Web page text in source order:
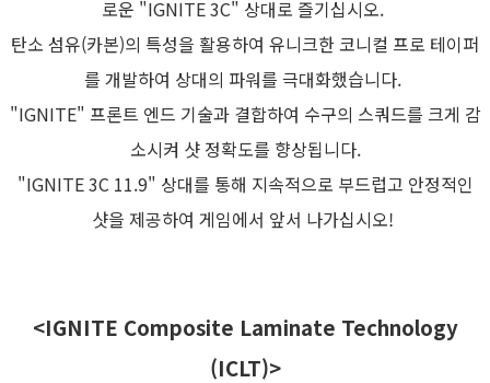
로운 "IGNITE 3C" 상대로 즐기십시오.
탄소 섬유(카본)의 특성을 활용하여 유니크한 코니컬 프로 테이퍼
를 개발하여 상대의 파워를 극대화했습니다.
"IGNITE" 프론트 엔드 기술과 결합하여 수구의 스쿼드를 크게 감
소시켜 샷 정확도를 향상됩니다.
"IGNITE 3C 11.9" 상대를 통해 지속적으로 부드럽고 안정적인
샷을 제공하여 게임에서 앞서 나가십시오!
<IGNITE Composite Laminate Technology
(ICLT)>